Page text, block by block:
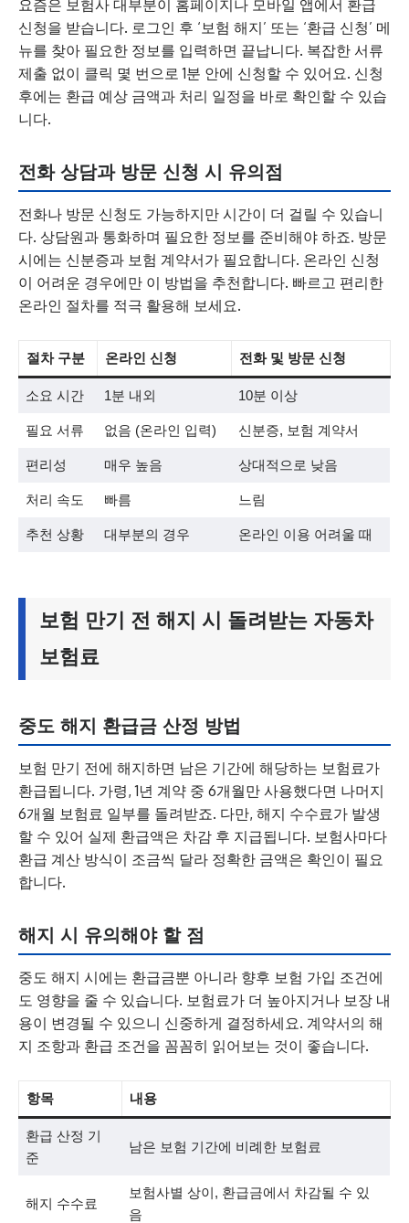
요즘은 보험사 대부분이 홈페이지나 모바일 앱에서 환급
신청을 받습니다. 로그인 후 ‘보험 해지’ 또는 ‘환급 신청’ 메
뉴를 찾아 필요한 정보를 입력하면 끝납니다. 복잡한 서류
제출 없이 클릭 몇 번으로 1분 안에 신청할 수 있어요. 신청
후에는 환급 예상 금액과 처리 일정을 바로 확인할 수 있습
니다.
전화 상담과 방문 신청 시 유의점
전화나 방문 신청도 가능하지만 시간이 더 걸릴 수 있습니
다. 상담원과 통화하며 필요한 정보를 준비해야 하죠. 방문
시에는 신분증과 보험 계약서가 필요합니다. 온라인 신청
이 어려운 경우에만 이 방법을 추천합니다. 빠르고 편리한
온라인 절차를 적극 활용해 보세요.
절차 구분 온라인 신청 전화 및 방문 신청
소요 시간 1분 내외 10분 이상
필요 서류 없음 (온라인 입력) 신분증, 보험 계약서
편리성 매우 높음 상대적으로 낮음
처리 속도 빠름 느림
추천 상황 대부분의 경우 온라인 이용 어려울 때
보험 만기 전 해지 시 돌려받는 자동차
보험료
중도 해지 환급금 산정 방법
보험 만기 전에 해지하면 남은 기간에 해당하는 보험료가
환급됩니다. 가령, 1년 계약 중 6개월만 사용했다면 나머지
6개월 보험료 일부를 돌려받죠. 다만, 해지 수수료가 발생
할 수 있어 실제 환급액은 차감 후 지급됩니다. 보험사마다
환급 계산 방식이 조금씩 달라 정확한 금액은 확인이 필요
합니다.
해지 시 유의해야 할 점
중도 해지 시에는 환급금뿐 아니라 향후 보험 가입 조건에
도 영향을 줄 수 있습니다. 보험료가 더 높아지거나 보장 내
용이 변경될 수 있으니 신중하게 결정하세요. 계약서의 해
지 조항과 환급 조건을 꼼꼼히 읽어보는 것이 좋습니다.
항목 내용
환급 산정 기
준
남은 보험 기간에 비례한 보험료
해지 수수료
보험사별 상이, 환급금에서 차감될 수 있
음